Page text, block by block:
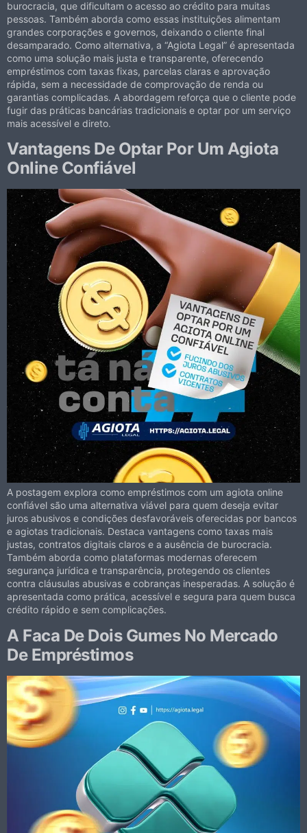
burocracia, que dificultam o acesso ao crédito para muitas
pessoas. Também aborda como essas instituições alimentam
grandes corporações e governos, deixando o cliente final
desamparado. Como alternativa, a “Agiota Legal” é apresentada
como uma solução mais justa e transparente, oferecendo
empréstimos com taxas fixas, parcelas claras e aprovação
rápida, sem a necessidade de comprovação de renda ou
garantias complicadas. A abordagem reforça que o cliente pode
fugir das práticas bancárias tradicionais e optar por um serviço
mais acessível e direto.
Vantagens De Optar Por Um Agiota
Online Confiável
A postagem explora como empréstimos com um agiota online
confiável são uma alternativa viável para quem deseja evitar
juros abusivos e condições desfavoráveis oferecidas por bancos
e agiotas tradicionais. Destaca vantagens como taxas mais
justas, contratos digitais claros e a ausência de burocracia.
Também aborda como plataformas modernas oferecem
segurança jurídica e transparência, protegendo os clientes
contra cláusulas abusivas e cobranças inesperadas. A solução é
apresentada como prática, acessível e segura para quem busca
crédito rápido e sem complicações.
A Faca De Dois Gumes No Mercado
De Empréstimos